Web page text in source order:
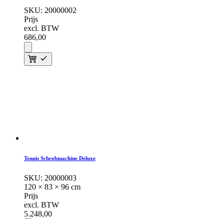
SKU: 20000002
Prijs
excl. BTW
686,00
Tennis Schrobmachine Deluxe
SKU: 20000003
120 × 83 × 96 cm
Prijs
excl. BTW
5.248,00